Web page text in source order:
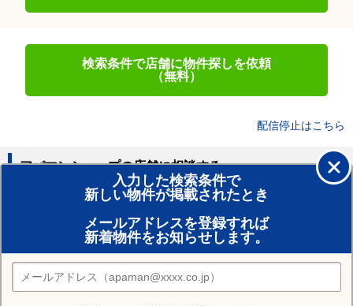
検索条件で店舗に物件探しを依頼
（無料）
配信停止はこちら
入力した検索条件で
新しい物件が掲載されたとき
メールアドレスを登録すれば
新着物件をお知らせします。
アパマンショップの店舗に相談する
賃貸のプロがお部屋探し！
おまかせ物件リクエスト
住みたい街の店舗を探す
店舗検索